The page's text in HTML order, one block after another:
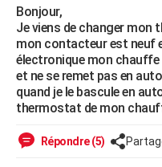
Essais
Réserver un essai
Citadines
Berlines
SUV
Forum auto
+HIGH-TECH
Mobiles
Meilleur smartphone
Internet
Ordinateurs
Jeux vidéo
Guide high-tech
+BRICOLAGE
Forum
Aménagement intérieur
Extérieur
Cuisine
Salle de bains
Jardinage
Rangement
WEEK-END
Art de vivre
Bien-être
Loisirs
Mode
Modes de vie
Bonjour,
Je viens de changer
mon contacteur est neuf
électronique mon chauffe
et ne se remet pas en
quand je le bascule en
thermostat de mon
Répondre (5)